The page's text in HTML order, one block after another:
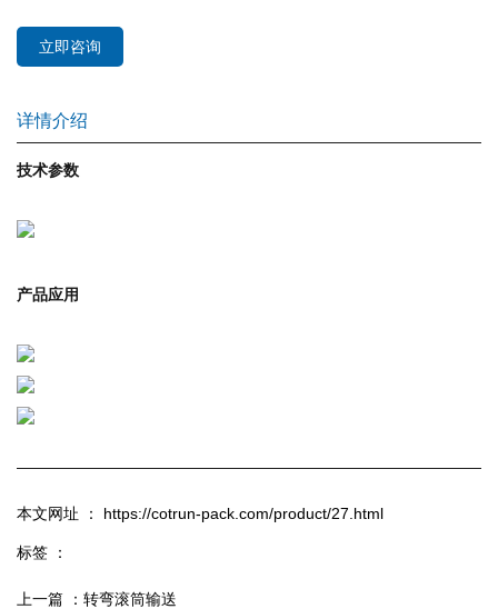
立即咨询
详情介绍
技术参数
产品应用
本文网址 ： https://cotrun-pack.com/product/27.html
标签 ：
上一篇 ： 转弯滚筒输送